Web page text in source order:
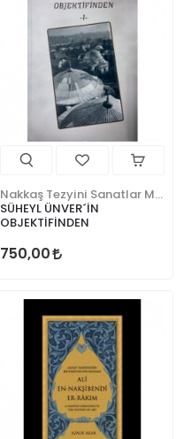
SÜHEYL ÜNVER´İN
OBJEKTİFİNDEN
750,00